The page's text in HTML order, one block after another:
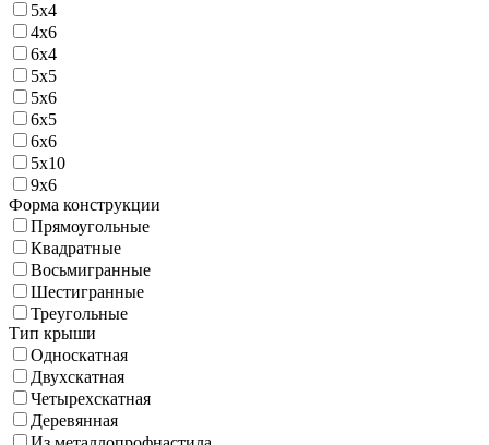
5х4
4х6
6х4
5х5
5х6
6х5
6х6
5х10
9х6
Форма конструкции
Прямоугольные
Квадратные
Восьмигранные
Шестигранные
Треугольные
Тип крыши
Односкатная
Двухскатная
Четырехскатная
Деревянная